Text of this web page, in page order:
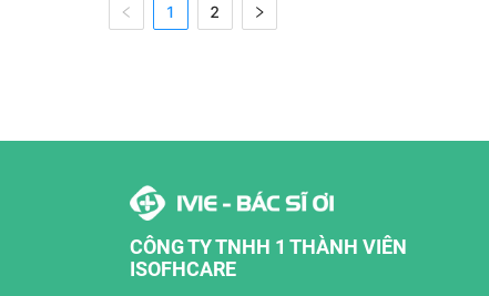
1 2
CÔNG TY TNHH 1 THÀNH VIÊN
ISOFHCARE